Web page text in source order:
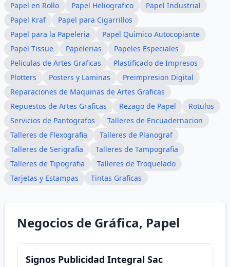
Papel en Rollo
Papel Heliografico
Papel Industrial
Papel Kraf
Papel para Cigarrillos
Papel para la Papeleria
Papel Quimico Autocopiante
Papel Tissue
Papelerias
Papeles Especiales
Peliculas de Artes Graficas
Plastificado de Impresos
Plotters
Posters y Laminas
Preimpresion Digital
Reparaciones de Maquinas de Artes Graficas
Repuestos de Artes Graficas
Rezago de Papel
Rotulos
Servicios de Pantografos
Talleres de Encuadernacion
Talleres de Flexografia
Talleres de Planograf
Talleres de Serigrafia
Talleres de Tampografia
Talleres de Tipografia
Talleres de Troquelado
Tarjetas y Estampas
Tintas Graficas
Negocios de Gráfica, Papel
Signos Publicidad Integral Sac